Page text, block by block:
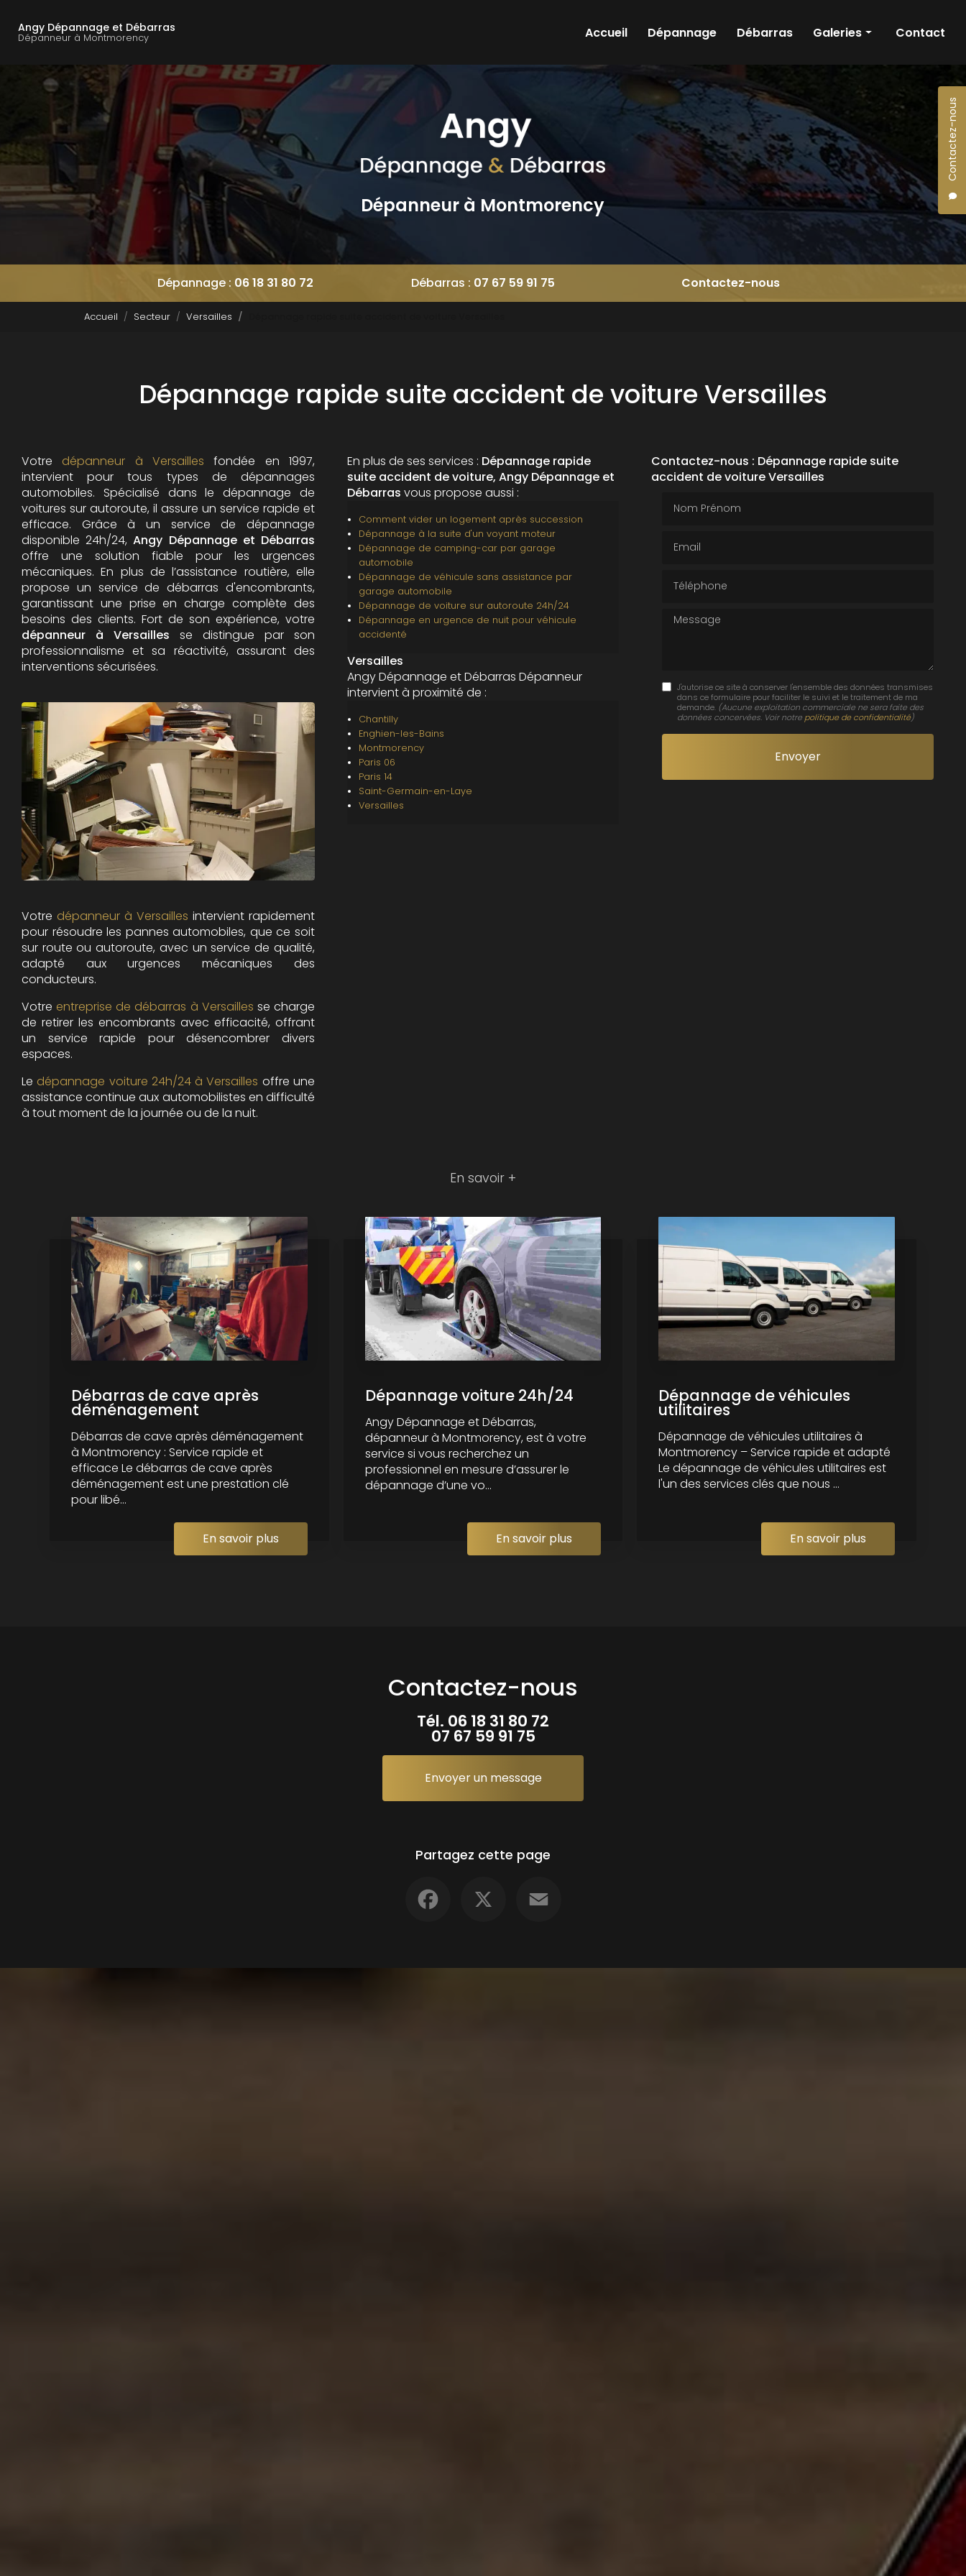
contenu
Angy Dépannage et Débarras
Dépanneur à Montmorency
Contactez-nous
Accueil
Dépannage Débarras Galeries
Dépannage
Contact
Dépanneur à Montmorency
Dépannage : 06 18 31 80 72 Débarras : 07 67 59 91 75 Contactez-nous
Accueil Secteur Versailles
Dépannage rapide suite accident de voiture Versailles
Votre dépanneur à Versailles fondée en 1997,
intervient pour tous types de dépannages
automobiles. Spécialisé dans le dépannage de
voitures sur autoroute, il assure un service rapide et
efficace. Grâce à un service de dépannage
disponible 24h/24,Angy Dépannage et Débarras
offre une solution fiable pour les urgences
mécaniques. En plus de l’assistance routière, elle
propose un service de débarras d'encombrants,
garantissant une prise en charge complète des
besoins des clients. Fort de son expérience, votre
dépanneur à Versailles se distingue par son
professionnalisme et sa réactivité, assurant des
interventions sécurisées.
Votre dépanneur à Versailles intervient rapidement
pour résoudre les pannes automobiles, que ce soit
sur route ou autoroute, avec un service de qualité,
adapté aux urgences mécaniques des
conducteurs.
Votre entreprise de débarras à Versailles se charge
de retirer les encombrants avec efficacité, offrant
un service rapide pour désencombrer divers
espaces.
Le dépannage voiture 24h/24 à Versailles offre une
assistance continue aux automobilistes en difficulté
à tout moment de la journée ou de la nuit.
En plus de ses services : Dépannage rapide
suite accident de voiture, Angy Dépannage et
Débarras vous propose aussi :
Comment vider un logement après succession
Dépannage à la suite d'un voyant moteur
Dépannage de camping-car par garage
automobile
Dépannage de véhicule sans assistance par
garage automobile
Dépannage de voiture sur autoroute 24h/24
Dépannage en urgence de nuit pour véhicule
accidenté
Versailles
Angy Dépannage et Débarras Dépanneur
intervient à proximité de :
Chantilly
Enghien-les-Bains
Montmorency
Paris 06
Paris 14
Saint-Germain-en-Laye
Versailles
Contactez-nous : Dépannage rapide suite
accident de voiture Versailles
Message
J'autorise ce site à conserver l'ensemble des données transmises
dans ce formulaire pour faciliter le suivi et le traitement de ma
demande. (Aucune exploitation commerciale ne sera faite des
données concervées. Voir notre politique de confidentialité)
En savoir +
Débarras de cave après
déménagement
Débarras de cave après déménagement
à Montmorency : Service rapide et
efficace Le débarras de cave après
déménagement est une prestation clé
pour libé...
En savoir plus
Dépannage voiture 24h/24
Angy Dépannage et Débarras,
dépanneur à Montmorency, est à votre
service si vous recherchez un
professionnel en mesure d’assurer le
dépannage d’une vo...
En savoir plus
Dépannage de véhicules
utilitaires
Dépannage de véhicules utilitaires à
Montmorency – Service rapide et adapté
Le dépannage de véhicules utilitaires est
l'un des services clés que nous ...
En savoir plus
Contactez-nous
Tél. 06 18 31 80 72
07 67 59 91 75
Envoyer un message
Partagez cette page